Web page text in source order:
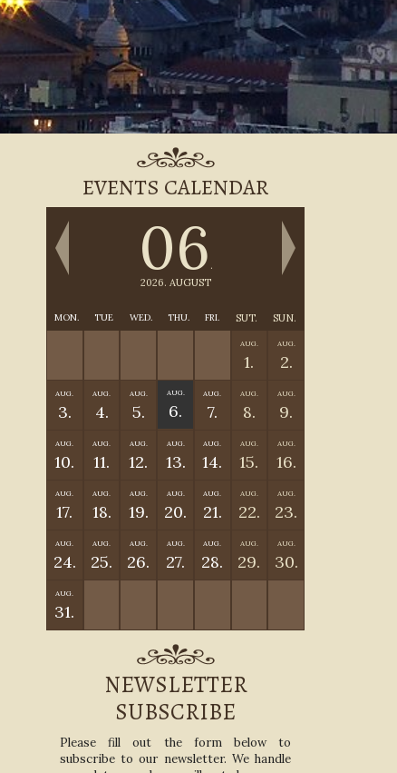
EVENTS CALENDAR
06 .
2026. AUGUST
MON. TUE WED. THU. FRI. SUT. SUN.
AUG.
1.
AUG.
2.
AUG.
3.
AUG.
4.
AUG.
5.
AUG.
6.
AUG.
7.
AUG.
8.
AUG.
9.
AUG.
10.
AUG.
11.
AUG.
12.
AUG.
13.
AUG.
14.
AUG.
15.
AUG.
16.
AUG.
17.
AUG.
18.
AUG.
19.
AUG.
20.
AUG.
21.
AUG.
22.
AUG.
23.
AUG.
24.
AUG.
25.
AUG.
26.
AUG.
27.
AUG.
28.
AUG.
29.
AUG.
30.
AUG.
31.
NEWSLETTER
SUBSCRIBE
Please fill out the form below to
subscribe to our newsletter. We handle